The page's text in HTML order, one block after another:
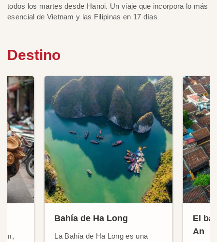
todos los martes desde Hanoi. Un viaje que incorpora lo más
esencial de Vietnam y las Filipinas en 17 días
Destino
Bahía de Ha Long
La Bahía de Ha Long es una
El
An